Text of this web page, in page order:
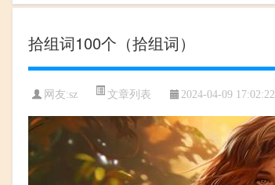
拾组词100个（拾组词）
网友:sz 文章列表 2024-04-09 17:02:22